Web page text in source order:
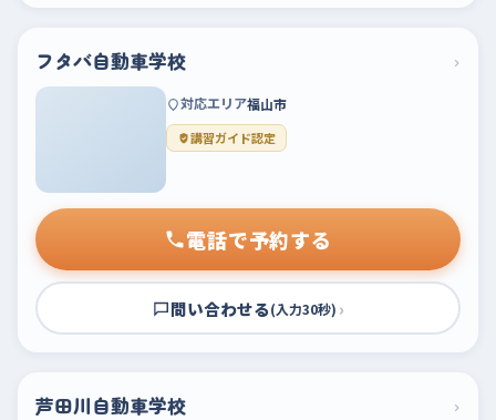
フタバ自動車学校 ›
対応エリア福山市
講習ガイド認定
電話で予約する
問い合わせる(入力30秒) ›
芦田川自動車学校 ›